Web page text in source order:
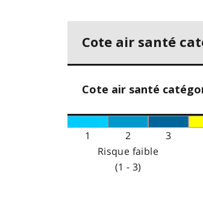
Cote air santé
Cote air santé
1 2 3
Risque faible
(1 - 3)